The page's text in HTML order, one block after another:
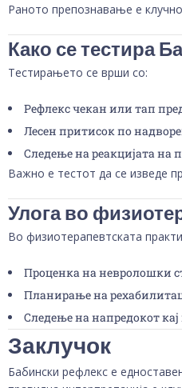
Раното препознавање е
Како се тестира
Тестирањето се врши со:
Рефлекс чекан или тап
Лесен притисок по
Следење на реакцијата на
Важно е тестот да се изведе
Улога во
Во физиотерапевтската
Проценка на невролошки
Планирање на
Следење на напредокот
Заклучок
Бабински рефлекс е